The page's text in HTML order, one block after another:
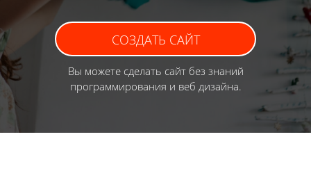
СОЗДАТЬ САЙТ
Вы можете сделать сайт без знаний
программирования и веб дизайна.